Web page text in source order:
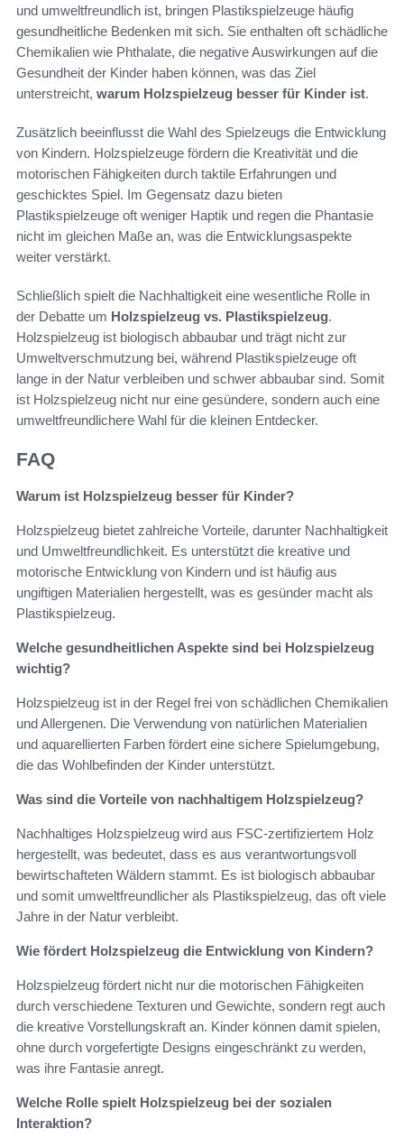
und umweltfreundlich ist, bringen Plastikspielzeuge häufig
gesundheitliche Bedenken mit sich. Sie enthalten oft schädliche
Chemikalien wie Phthalate, die negative Auswirkungen auf die
Gesundheit der Kinder haben können, was das Ziel
unterstreicht, warum Holzspielzeug besser für Kinder ist.
Zusätzlich beeinflusst die Wahl des Spielzeugs die Entwicklung
von Kindern. Holzspielzeuge fördern die Kreativität und die
motorischen Fähigkeiten durch taktile Erfahrungen und
geschicktes Spiel. Im Gegensatz dazu bieten
Plastikspielzeuge oft weniger Haptik und regen die Phantasie
nicht im gleichen Maße an, was die Entwicklungsaspekte
weiter verstärkt.
Schließlich spielt die Nachhaltigkeit eine wesentliche Rolle in
der Debatte um Holzspielzeug vs. Plastikspielzeug.
Holzspielzeug ist biologisch abbaubar und trägt nicht zur
Umweltverschmutzung bei, während Plastikspielzeuge oft
lange in der Natur verbleiben und schwer abbaubar sind. Somit
ist Holzspielzeug nicht nur eine gesündere, sondern auch eine
umweltfreundlichere Wahl für die kleinen Entdecker.
FAQ
Warum ist Holzspielzeug besser für Kinder?
Holzspielzeug bietet zahlreiche Vorteile, darunter Nachhaltigkeit
und Umweltfreundlichkeit. Es unterstützt die kreative und
motorische Entwicklung von Kindern und ist häufig aus
ungiftigen Materialien hergestellt, was es gesünder macht als
Plastikspielzeug.
Welche gesundheitlichen Aspekte sind bei Holzspielzeug
wichtig?
Holzspielzeug ist in der Regel frei von schädlichen Chemikalien
und Allergenen. Die Verwendung von natürlichen Materialien
und aquarellierten Farben fördert eine sichere Spielumgebung,
die das Wohlbefinden der Kinder unterstützt.
Was sind die Vorteile von nachhaltigem Holzspielzeug?
Nachhaltiges Holzspielzeug wird aus FSC-zertifiziertem Holz
hergestellt, was bedeutet, dass es aus verantwortungsvoll
bewirtschafteten Wäldern stammt. Es ist biologisch abbaubar
und somit umweltfreundlicher als Plastikspielzeug, das oft viele
Jahre in der Natur verbleibt.
Wie fördert Holzspielzeug die Entwicklung von Kindern?
Holzspielzeug fördert nicht nur die motorischen Fähigkeiten
durch verschiedene Texturen und Gewichte, sondern regt auch
die kreative Vorstellungskraft an. Kinder können damit spielen,
ohne durch vorgefertigte Designs eingeschränkt zu werden,
was ihre Fantasie anregt.
Welche Rolle spielt Holzspielzeug bei der sozialen
Interaktion?